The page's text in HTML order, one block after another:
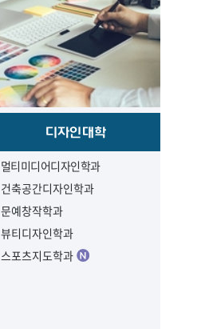
디자인대학
멀티미디어디자인학과
건축공간디자인학과
문예창작학과
뷰티디자인학과
스포츠지도학과